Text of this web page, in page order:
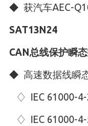
◆ 获汽车AEC-
SAT13N24
CAN总线保护瞬
◆ 高速数据线瞬
♢ IEC 61000-4-
♢ IEC 61000-4-